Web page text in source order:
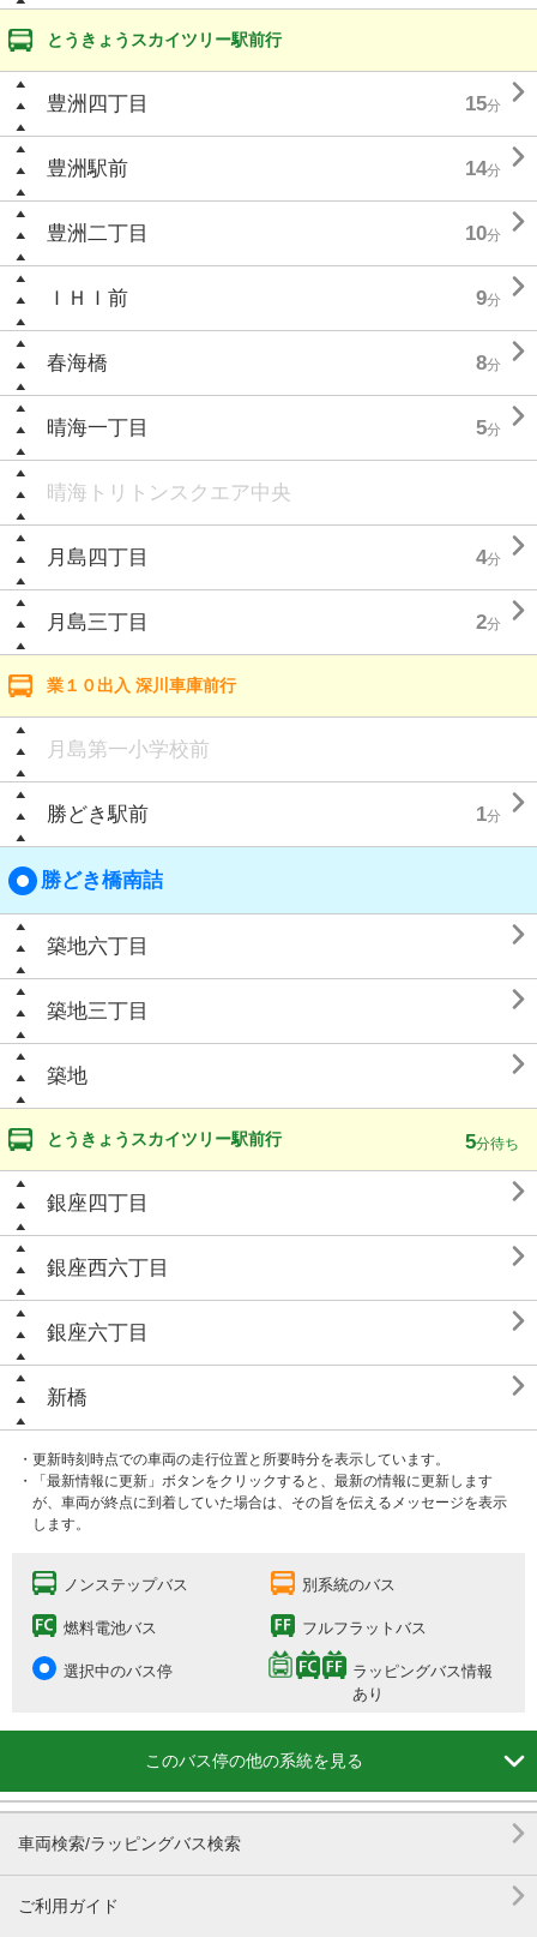
とうきょうスカイツリー駅前行
豊洲四丁目 15分 
豊洲駅前 14分 
豊洲二丁目 10分 
ＩＨＩ前 9分 
春海橋 8分 
晴海一丁目 5分 
晴海トリトンスクエア中央
月島四丁目 4分 
月島三丁目 2分 
業１０出入 深川車庫前行
月島第一小学校前
勝どき駅前 1分 
勝どき橋南詰
築地六丁目 
築地三丁目 
築地 
とうきょうスカイツリー駅前行 5分待ち
銀座四丁目 
銀座西六丁目 
銀座六丁目 
新橋 
・更新時刻時点での車両の走行位置と所要時分を表示しています。
・「最新情報に更新」ボタンをクリックすると、最新の情報に更新します
が、車両が終点に到着していた場合は、その旨を伝えるメッセージを表示
します。
ノンステップバス 別系統のバス
燃料電池バス フルフラットバス
選択中のバス停
ラッピングバス情報
あり
このバス停の他の系統を見る 
車両検索/ラッピングバス検索 
ご利用ガイド 